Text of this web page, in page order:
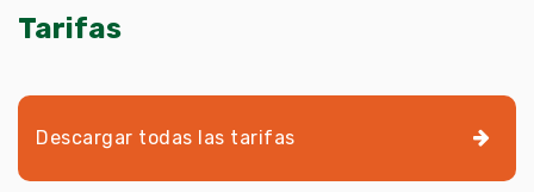
Tarifas
Descargar todas las tarifas